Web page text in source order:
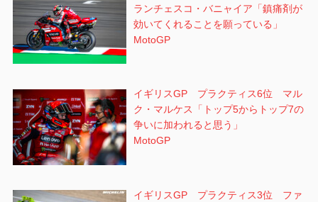
ランチェスコ・バニャイア「鎮痛剤が
効いてくれることを願っている」
MotoGP
イギリスGP プラクティス6位 マル
ク・マルケス「トップ5からトップ7の
争いに加われると思う」
MotoGP
イギリスGP プラクティス3位 ファ